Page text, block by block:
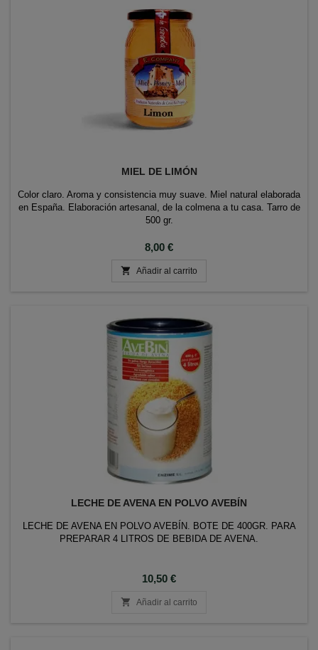
MIEL DE LIMÓN
Color claro. Aroma y consistencia muy suave. Miel natural elaborada
en España. Elaboración artesanal, de la colmena a tu casa. Tarro de
500 gr.
Precio
8,00 €
 Añadir al carrito
LECHE DE AVENA EN POLVO AVEBÍN
LECHE DE AVENA EN POLVO AVEBÍN. BOTE DE 400GR. PARA
PREPARAR 4 LITROS DE BEBIDA DE AVENA.
Precio
10,50 €
 Añadir al carrito